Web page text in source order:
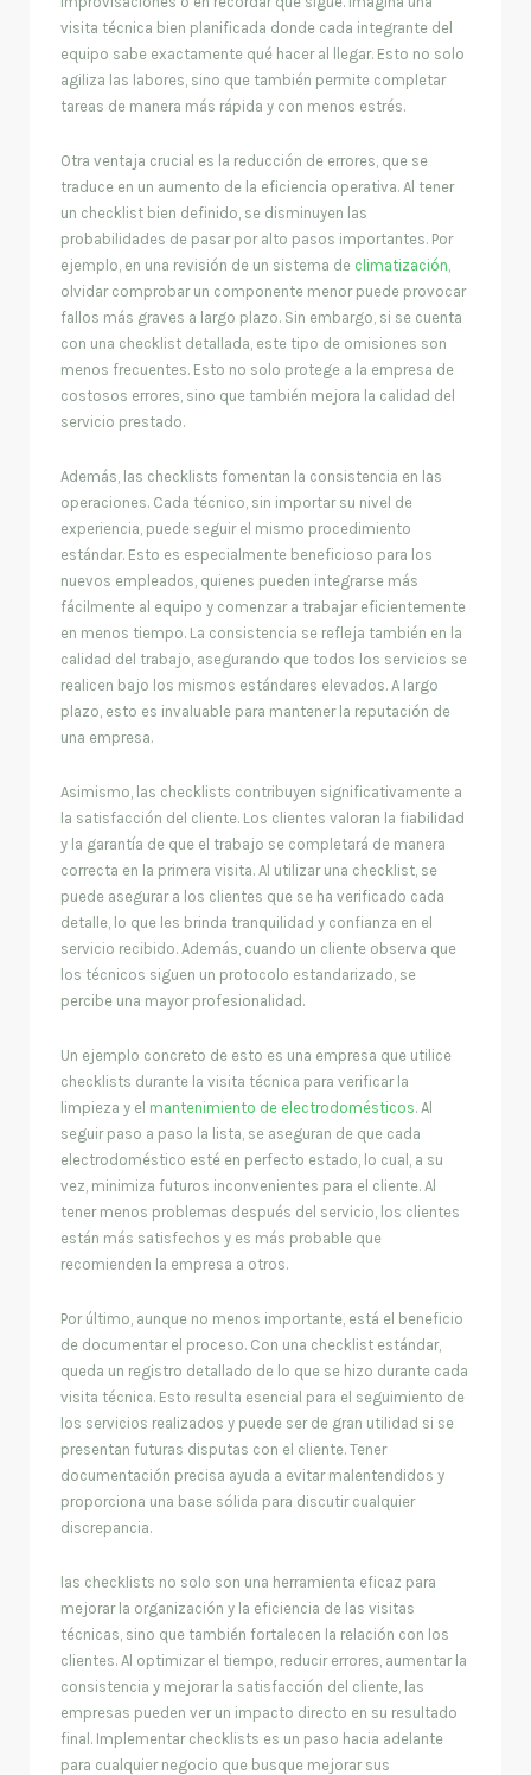
visita técnica bien planificada donde cada integrante del
equipo sabe exactamente qué hacer al llegar. Esto no solo
agiliza las labores, sino que también permite completar
tareas de manera más rápida y con menos estrés.
Otra ventaja crucial es la reducción de errores, que se
traduce en un aumento de la eficiencia operativa. Al tener
un checklist bien definido, se disminuyen las
probabilidades de pasar por alto pasos importantes. Por
ejemplo, en una revisión de un sistema de climatización,
olvidar comprobar un componente menor puede provocar
fallos más graves a largo plazo. Sin embargo, si se cuenta
con una checklist detallada, este tipo de omisiones son
menos frecuentes. Esto no solo protege a la empresa de
costosos errores, sino que también mejora la calidad del
servicio prestado.
Además, las checklists fomentan la consistencia en las
operaciones. Cada técnico, sin importar su nivel de
experiencia, puede seguir el mismo procedimiento
estándar. Esto es especialmente beneficioso para los
nuevos empleados, quienes pueden integrarse más
fácilmente al equipo y comenzar a trabajar eficientemente
en menos tiempo. La consistencia se refleja también en la
calidad del trabajo, asegurando que todos los servicios se
realicen bajo los mismos estándares elevados. A largo
plazo, esto es invaluable para mantener la reputación de
una empresa.
Asimismo, las checklists contribuyen significativamente a
la satisfacción del cliente. Los clientes valoran la fiabilidad
y la garantía de que el trabajo se completará de manera
correcta en la primera visita. Al utilizar una checklist, se
puede asegurar a los clientes que se ha verificado cada
detalle, lo que les brinda tranquilidad y confianza en el
servicio recibido. Además, cuando un cliente observa que
los técnicos siguen un protocolo estandarizado, se
percibe una mayor profesionalidad.
Un ejemplo concreto de esto es una empresa que utilice
checklists durante la visita técnica para verificar la
limpieza y el mantenimiento de electrodomésticos. Al
seguir paso a paso la lista, se aseguran de que cada
electrodoméstico esté en perfecto estado, lo cual, a su
vez, minimiza futuros inconvenientes para el cliente. Al
tener menos problemas después del servicio, los clientes
están más satisfechos y es más probable que
recomienden la empresa a otros.
Por último, aunque no menos importante, está el beneficio
de documentar el proceso. Con una checklist estándar,
queda un registro detallado de lo que se hizo durante cada
visita técnica. Esto resulta esencial para el seguimiento de
los servicios realizados y puede ser de gran utilidad si se
presentan futuras disputas con el cliente. Tener
documentación precisa ayuda a evitar malentendidos y
proporciona una base sólida para discutir cualquier
discrepancia.
las checklists no solo son una herramienta eficaz para
mejorar la organización y la eficiencia de las visitas
técnicas, sino que también fortalecen la relación con los
clientes. Al optimizar el tiempo, reducir errores, aumentar la
consistencia y mejorar la satisfacción del cliente, las
empresas pueden ver un impacto directo en su resultado
final. Implementar checklists es un paso hacia adelante
para cualquier negocio que busque mejorar sus